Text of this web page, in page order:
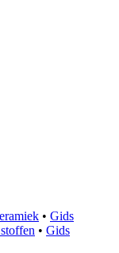
• Gids
• Gids